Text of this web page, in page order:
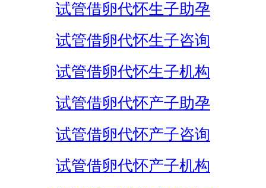
试管借卵代怀生子助孕
试管借卵代怀生子咨询
试管借卵代怀生子机构
试管借卵代怀产子助孕
试管借卵代怀产子咨询
试管借卵代怀产子机构